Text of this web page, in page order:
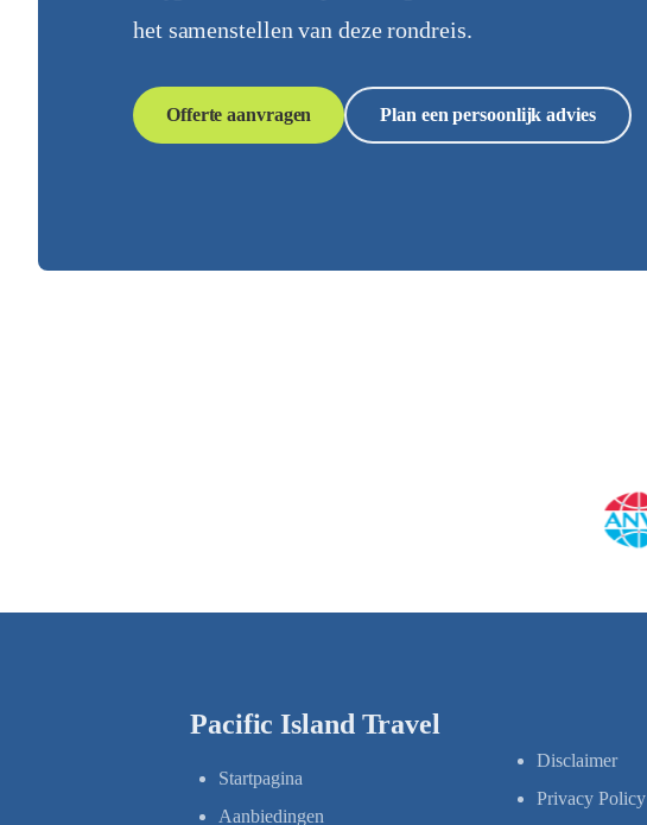
het samenstellen van deze rondreis.
Offerte aanvragen Plan een persoonlijk advies
Pacific Island Travel
Startpagina
Aanbiedingen
Disclaimer
Privacy Policy